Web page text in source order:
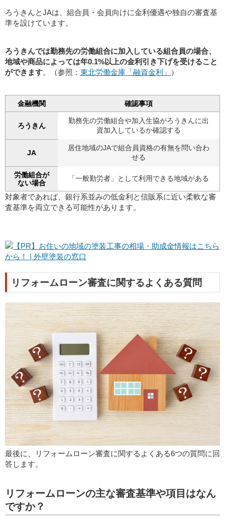
ろうきんとJAは、組合員・会員向けに金利優遇や独自の審査基
準を設けています。
ろうきんでは勤務先の労働組合に加入している組合員の場合、
地域や商品によっては年0.1%以上の金利引き下げを受けること
ができます。（参照： 東北労働金庫「融資金利」 ）
金融機関 確認事項
ろうきん
勤務先の労働組合や加入生協がろうきんに出
資加入しているか確認する
JA
居住地域のJAで組合員資格の有無を問い合わ
せる
労働組合が
ない場合
「一般勤労者」として利用できる地域がある
対象者であれば、銀行系並みの低金利と信販系に近い柔軟な審
査基準を両立できる可能性があります。
リフォームローン審査に関するよくある質問
最後に、リフォームローン審査に関するよくある6つの質問に回
答します。
リフォームローンの主な審査基準や項目はなん
ですか？